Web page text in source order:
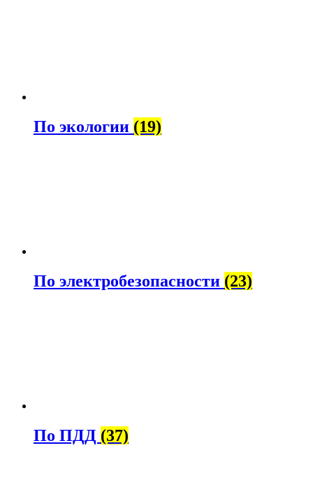
По экологии (19)
По электробезопасности (23)
По ПДД (37)